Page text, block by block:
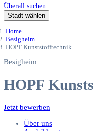
Überall suchen
Stadt wählen
Home
Besigheim
HOPF Kunststofftechnik
Besigheim
HOPF
Jetzt bewerben
Über uns